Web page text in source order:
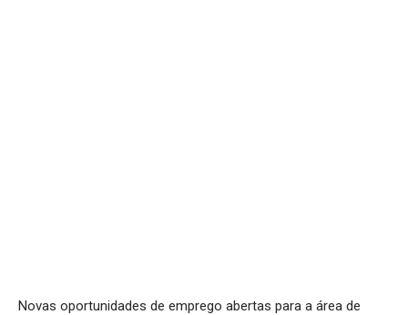
Novas oportunidades de emprego abertas para a área de